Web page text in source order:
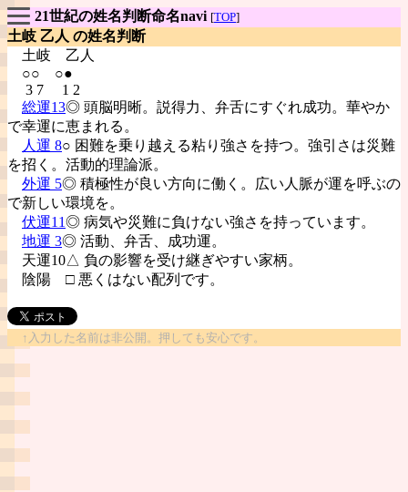
21世紀の姓名判断命名navi [TOP]
土岐 乙人 の姓名判断
土岐 乙人
○○ ○●
3 7 1 2
総運13◎ 頭脳明晰。説得力、弁舌にすぐれ成功。華やか
で幸運に恵まれる。
人運 8○ 困難を乗り越える粘り強さを持つ。強引さは災難
を招く。活動的理論派。
外運 5◎ 積極性が良い方向に働く。広い人脈が運を呼ぶの
で新しい環境を。
伏運11◎ 病気や災難に負けない強さを持っています。
地運 3◎ 活動、弁舌、成功運。
天運10△ 負の影響を受け継ぎやすい家柄。
陰陽 □ 悪くはない配列です。
↑入力した名前は非公開。押しても安心です。